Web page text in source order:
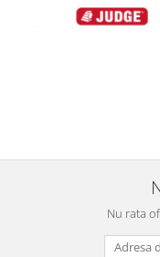
Ornare, insiropare si
Portionatoare si
Raclete patiserie
Nu rata